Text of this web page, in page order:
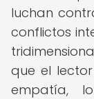
luchan
conflictos
que el
empatía,